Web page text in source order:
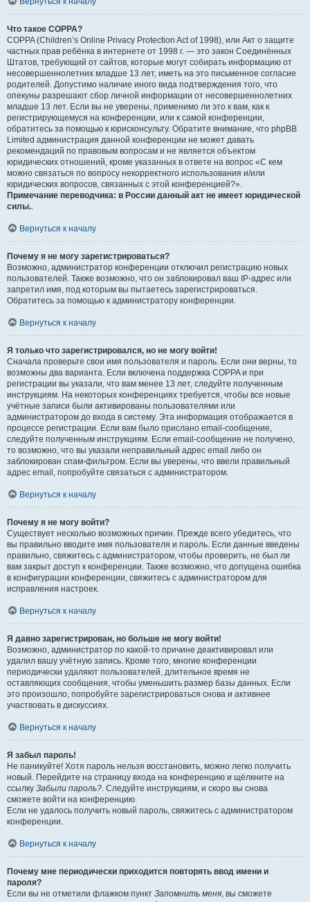
Что такое COPPA?
COPPA (Children’s Online Privacy Protection Act of 1998), или Акт о защите
частных прав ребёнка в интернете от 1998 г. — это закон Соединённых
Штатов, требующий от сайтов, которые могут собирать информацию от
несовершеннолетних младше 13 лет, иметь на это письменное согласие
родителей. Допустимо наличие иного вида подтверждения того, что
опекуны разрешают сбор личной информации от несовершеннолетних
младше 13 лет. Если вы не уверены, применимо ли это к вам, как к
регистрирующемуся на конференции, или к самой конференции,
обратитесь за помощью к юрисконсульту. Обратите внимание, что phpBB
Limited администрация данной конференции не может давать
рекомендаций по правовым вопросам и не является объектом
юридических отношений, кроме указанных в ответе на вопрос «С кем
можно связаться по вопросу некорректного использования и/или
юридических вопросов, связанных с этой конференцией?».
Примечание переводчика: в России данный акт не имеет юридической
силы..
Вернуться к началу
Почему я не могу зарегистрироваться?
Возможно, администратор конференции отключил регистрацию новых
пользователей. Также возможно, что он заблокировал ваш IP-адрес или
запретил имя, под которым вы пытаетесь зарегистрироваться.
Обратитесь за помощью к администратору конференции.
Вернуться к началу
Я только что зарегистрировался, но не могу войти!
Сначала проверьте свои имя пользователя и пароль. Если они верны, то
возможны два варианта. Если включена поддержка COPPA и при
регистрации вы указали, что вам менее 13 лет, следуйте полученным
инструкциям. На некоторых конференциях требуется, чтобы все новые
учётные записи были активированы пользователями или
администратором до входа в систему. Эта информация отображается в
процессе регистрации. Если вам было прислано email-сообщение,
следуйте полученным инструкциям. Если email-сообщение не получено,
то возможно, что вы указали неправильный адрес email либо он
заблокирован спам-фильтром. Если вы уверены, что ввели правильный
адрес email, попробуйте связаться с администратором.
Вернуться к началу
Почему я не могу войти?
Существует несколько возможных причин. Прежде всего убедитесь, что
вы правильно вводите имя пользователя и пароль. Если данные введены
правильно, свяжитесь с администратором, чтобы проверить, не был ли
вам закрыт доступ к конференции. Также возможно, что допущена ошибка
в конфигурации конференции, свяжитесь с администратором для
исправления настроек.
Вернуться к началу
Я давно зарегистрирован, но больше не могу войти!
Возможно, администратор по какой-то причине деактивировал или
удалил вашу учётную запись. Кроме того, многие конференции
периодически удаляют пользователей, длительное время не
оставляющих сообщения, чтобы уменьшить размер базы данных. Если
это произошло, попробуйте зарегистрироваться снова и активнее
участвовать в дискуссиях.
Вернуться к началу
Я забыл пароль!
Не паникуйте! Хотя пароль нельзя восстановить, можно легко получить
новый. Перейдите на страницу входа на конференцию и щёлкните на
ссылку Забыли пароль?. Следуйте инструкциям, и скоро вы снова
сможете войти на конференцию.
Если не удалось получить новый пароль, свяжитесь с администратором
конференции.
Вернуться к началу
Почему мне периодически приходится повторять ввод имени и
пароля?
Если вы не отметили флажком пункт Запомнить меня, вы сможете